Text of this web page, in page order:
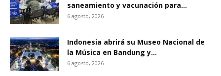
saneamiento y vacunación para...
6 agosto, 2026
Indonesia abrirá su Museo Nacional de
la Música en Bandung y...
6 agosto, 2026